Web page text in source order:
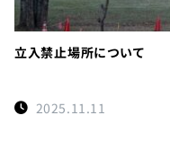
立入禁止場所について
2025.11.11